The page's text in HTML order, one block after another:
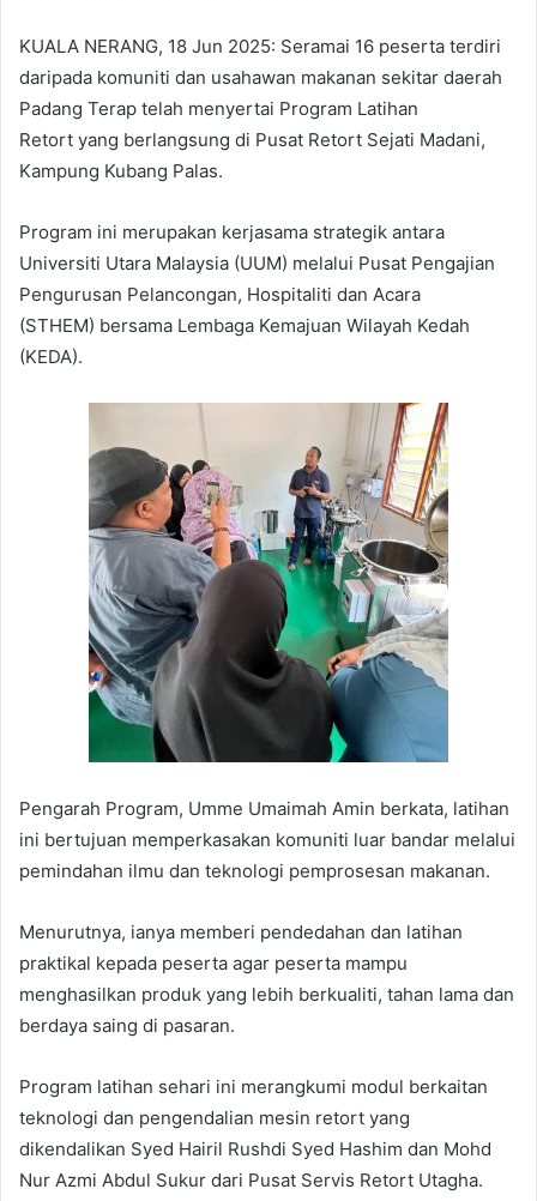
KUALA NERANG, 18 Jun 2025: Seramai 16 peserta terdiri
daripada komuniti dan usahawan makanan sekitar daerah
Padang Terap telah menyertai Program Latihan
Retort yang berlangsung di Pusat Retort Sejati Madani,
Kampung Kubang Palas.
Program ini merupakan kerjasama strategik antara
Universiti Utara Malaysia (UUM) melalui Pusat Pengajian
Pengurusan Pelancongan, Hospitaliti dan Acara
(STHEM) bersama Lembaga Kemajuan Wilayah Kedah
(KEDA).
Pengarah Program, Umme Umaimah Amin berkata, latihan
ini bertujuan memperkasakan komuniti luar bandar melalui
pemindahan ilmu dan teknologi pemprosesan makanan.
Menurutnya, ianya memberi pendedahan dan latihan
praktikal kepada peserta agar peserta mampu
menghasilkan produk yang lebih berkualiti, tahan lama dan
berdaya saing di pasaran.
Program latihan sehari ini merangkumi modul berkaitan
teknologi dan pengendalian mesin retort yang
dikendalikan Syed Hairil Rushdi Syed Hashim dan Mohd
Nur Azmi Abdul Sukur dari Pusat Servis Retort Utagha.